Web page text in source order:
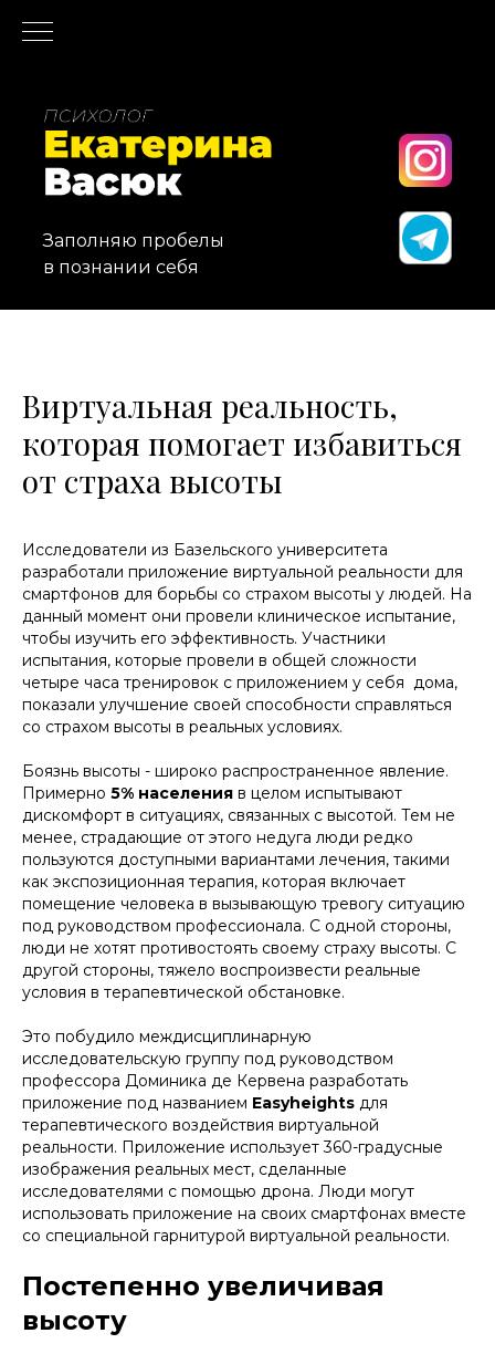
Заполняю пробелы
в познании себя
Виртуальная реальность,
которая помогает избавиться
от страха высоты
Исследователи из Базельского университета
разработали приложение виртуальной реальности для
смартфонов для борьбы со страхом высоты у людей. На
данный момент они провели клиническое испытание,
чтобы изучить его эффективность. Участники
испытания, которые провели в общей сложности
четыре часа тренировок с приложением у себя дома,
показали улучшение своей способности справляться
со страхом высоты в реальных условиях.
Боязнь высоты - широко распространенное явление.
Примерно 5% населения в целом испытывают
дискомфорт в ситуациях, связанных с высотой. Тем не
менее, страдающие от этого недуга люди редко
пользуются доступными вариантами лечения, такими
как экспозиционная терапия, которая включает
помещение человека в вызывающую тревогу ситуацию
под руководством профессионала. С одной стороны,
люди не хотят противостоять своему страху высоты. С
другой стороны, тяжело воспроизвести реальные
условия в терапевтической обстановке.
Это побудило междисциплинарную
исследовательскую группу под руководством
профессора Доминика де Кервена разработать
приложение под названием Easyheights для
терапевтического воздействия виртуальной
реальности. Приложение использует 360-градусные
изображения реальных мест, сделанные
исследователями с помощью дрона. Люди могут
использовать приложение на своих смартфонах вместе
со специальной гарнитурой виртуальной реальности.
Постепенно увеличивая
высоту